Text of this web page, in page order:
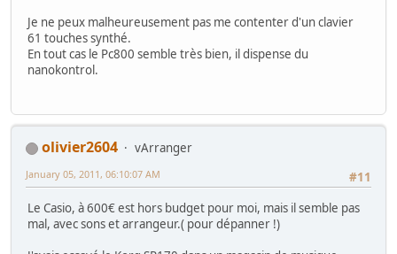
Je ne peux malheureusement pas me contenter d'un clavier
61 touches synthé.
En tout cas le Pc800 semble très bien, il dispense du
nanokontrol.
olivier2604
vArranger
#11
January 05, 2011, 06:10:07 AM
Le Casio, à 600€ est hors budget pour moi, mais il semble pas
mal, avec sons et arrangeur.( pour dépanner !)